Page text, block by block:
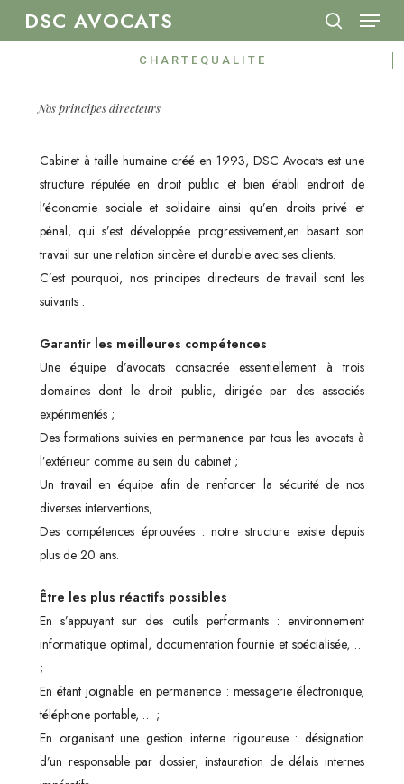
DSC AVOCATS
search
Menu
C H A R T E Q U A L I T E
Nos principes directeurs
Cabinet à taille humaine créé en 1993, DSC Avocats est une
structure réputée en droit public et bien établi endroit de
l’économie sociale et solidaire ainsi qu’en droits privé et
pénal, qui s’est développée progressivement,en basant son
travail sur une relation sincère et durable avec ses clients.
C’est pourquoi, nos principes directeurs de travail sont les
suivants :
Garantir les meilleures compétences
Une équipe d’avocats consacrée essentiellement à trois
domaines dont le droit public, dirigée par des associés
expérimentés ;
Des formations suivies en permanence par tous les avocats à
l’extérieur comme au sein du cabinet ;
Un travail en équipe afin de renforcer la sécurité de nos
diverses interventions;
Des compétences éprouvées : notre structure existe depuis
plus de 20 ans.
Être les plus réactifs possibles
En s’appuyant sur des outils performants : environnement
informatique optimal, documentation fournie et spécialisée, …
;
En étant joignable en permanence : messagerie électronique,
téléphone portable, … ;
En organisant une gestion interne rigoureuse : désignation
d’un responsable par dossier, instauration de délais internes